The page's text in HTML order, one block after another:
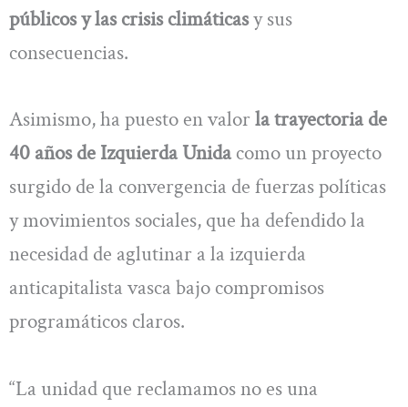
públicos y las crisis climáticasy sus
consecuencias.
Asimismo, ha puesto en valorla trayectoria de
40 años de Izquierda Unidacomo un proyecto
surgido de la convergencia de fuerzas políticas
y movimientos sociales, que ha defendido la
necesidad de aglutinar a la izquierda
anticapitalista vasca bajo compromisos
programáticos claros.
“La unidad que reclamamos no es una